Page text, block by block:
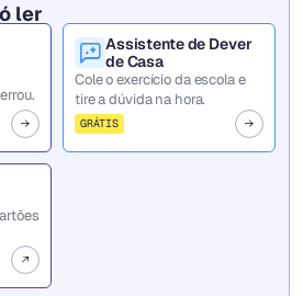
ler
Assistente de Dever
de Casa
Cole o exercício da escola e
tire a dúvida na hora.
GRÁTIS